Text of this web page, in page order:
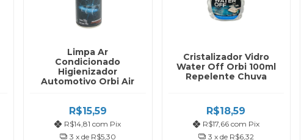
Limpa Ar
Condicionado
Higienizador
Automotivo Orbi Air
R$15,59
R$14,81com Pix
3 x de R$5,30
Cristalizador Vidro
Water Off Orbi 100ml
Repelente Chuva
R$18,59
R$17,66 com Pix
3 x de R$6,32